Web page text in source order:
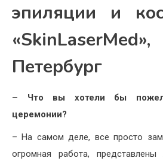
эпиляции и
Петербург
– Что вы хотели бы
церемонии?
– На самом деле, все просто
огромная работа,